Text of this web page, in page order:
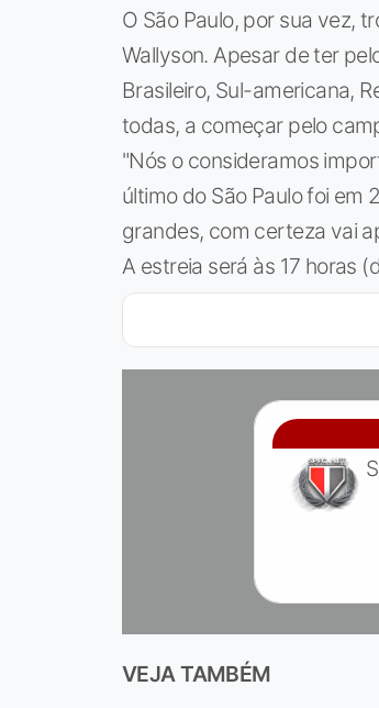
O São Paulo, por sua vez,
Wallyson. Apesar de ter
Brasileiro, Sul-americana,
todas, a começar pelo
"Nós o consideramos
último do São Paulo foi em
grandes, com certeza vai
A estreia será às 17 horas
VEJA TAMBÉM